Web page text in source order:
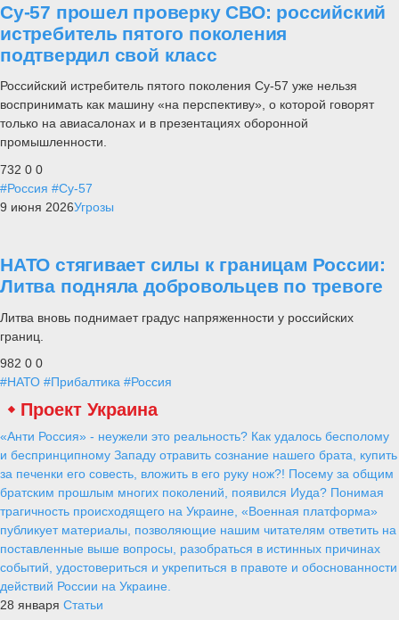
Су-57 прошел проверку СВО: российский
истребитель пятого поколения
подтвердил свой класс
Российский истребитель пятого поколения Су-57 уже нельзя
воспринимать как машину «на перспективу», о которой говорят
только на авиасалонах и в презентациях оборонной
промышленности.
732 0 0
#Россия #Су-57
9 июня 2026Угрозы
НАТО стягивает силы к границам России:
Литва подняла добровольцев по тревоге
Литва вновь поднимает градус напряженности у российских
границ.
982 0 0
#НАТО #Прибалтика #Россия
Проект Украина
«Анти Россия» - неужели это реальность? Как удалось бесполому
и беспринципному Западу отравить сознание нашего брата, купить
за печенки его совесть, вложить в его руку нож?! Посему за общим
братским прошлым многих поколений, появился Иуда? Понимая
трагичность происходящего на Украине, «Военная платформа»
публикует материалы, позволяющие нашим читателям ответить на
поставленные выше вопросы, разобраться в истинных причинах
событий, удостовериться и укрепиться в правоте и обоснованности
действий России на Украине.
28 января Статьи